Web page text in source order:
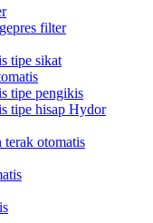
filter
tipe sikat
tipe pengikis
tipe hisap Hydor
terak otomatis